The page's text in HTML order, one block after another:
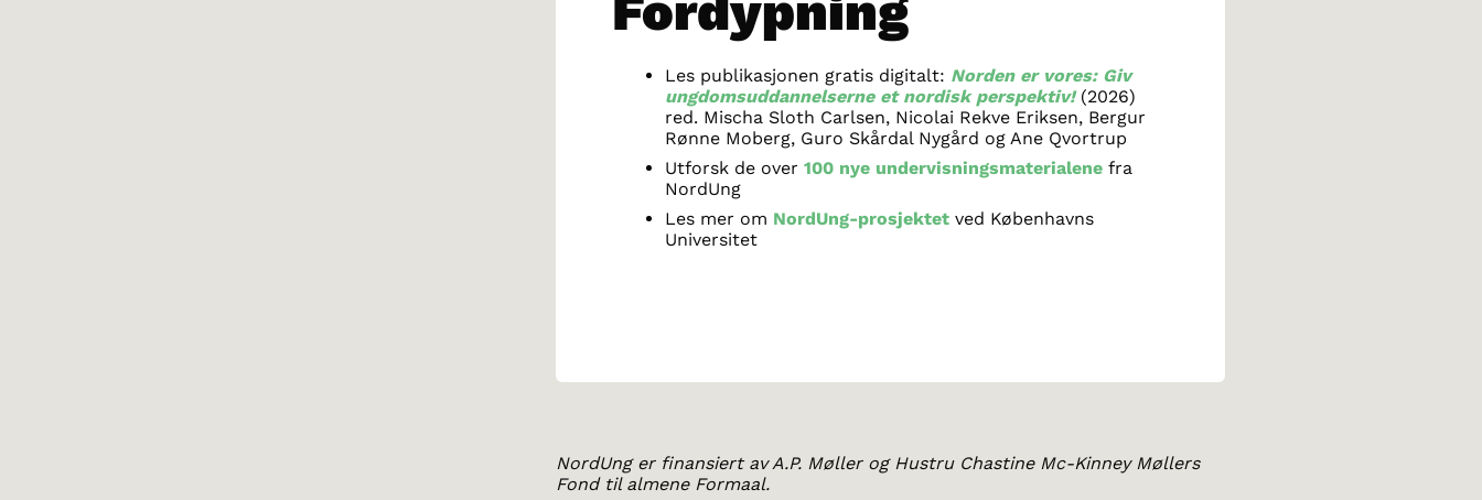
Les publikasjonen gratis digitalt: Norden er vores: Giv
ungdomsuddannelserne et nordisk perspektiv!(2026)
red. Mischa Sloth Carlsen, Nicolai Rekve Eriksen, Bergur
Rønne Moberg, Guro Skårdal Nygård og Ane Qvortrup
Utforsk de over 100 nye undervisningsmaterialenefra
NordUng
Les mer om NordUng-prosjektetved Københavns
Universitet
NordUng er finansiert av A.P. Møller og Hustru Chastine Mc-Kinney Møllers
Fond til almene Formaal.